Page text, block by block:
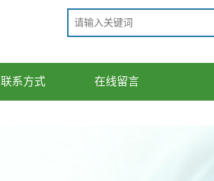
联系方式 在线留言